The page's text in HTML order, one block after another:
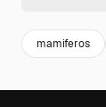
mamiferos